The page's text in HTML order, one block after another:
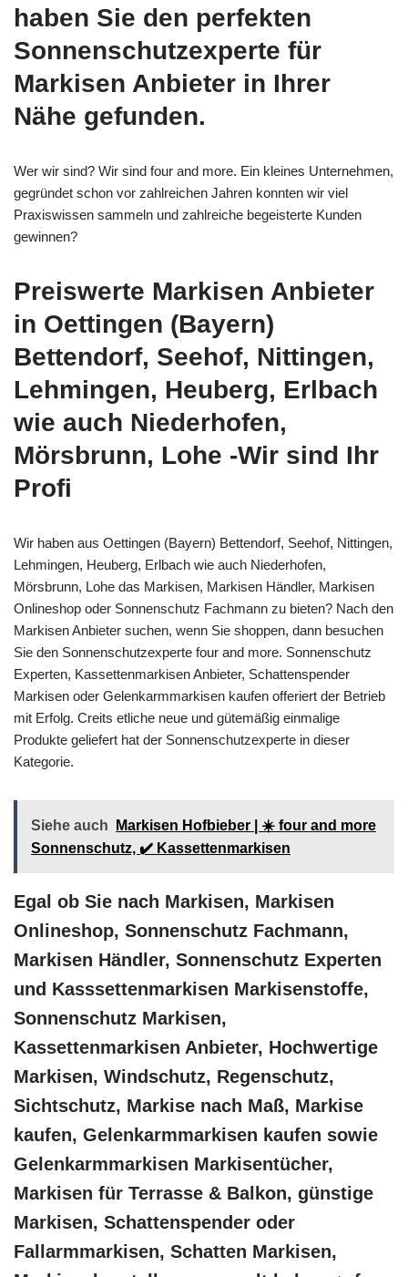
haben Sie den perfekten
Sonnenschutzexperte für
Markisen Anbieter in Ihrer
Nähe gefunden.
Wer wir sind? Wir sind four and more. Ein kleines Unternehmen,
gegründet schon vor zahlreichen Jahren konnten wir viel
Praxiswissen sammeln und zahlreiche begeisterte Kunden
gewinnen?
Preiswerte Markisen Anbieter
in Oettingen (Bayern)
Bettendorf, Seehof, Nittingen,
Lehmingen, Heuberg, Erlbach
wie auch Niederhofen,
Mörsbrunn, Lohe -Wir sind Ihr
Profi
Wir haben aus Oettingen (Bayern) Bettendorf, Seehof, Nittingen,
Lehmingen, Heuberg, Erlbach wie auch Niederhofen,
Mörsbrunn, Lohe das Markisen, Markisen Händler, Markisen
Onlineshop oder Sonnenschutz Fachmann zu bieten? Nach den
Markisen Anbieter suchen, wenn Sie shoppen, dann besuchen
Sie den Sonnenschutzexperte four and more. Sonnenschutz
Experten, Kassettenmarkisen Anbieter, Schattenspender
Markisen oder Gelenkarmmarkisen kaufen offeriert der Betrieb
mit Erfolg. Creits etliche neue und gütemäßig einmalige
Produkte geliefert hat der Sonnenschutzexperte in dieser
Kategorie.
Siehe auch
Markisen Hofbieber | ☀️ four and more
Sonnenschutz, ✔️ Kassettenmarkisen
Egal ob Sie nach Markisen, Markisen
Onlineshop, Sonnenschutz Fachmann,
Markisen Händler, Sonnenschutz Experten
und Kasssettenmarkisen Markisenstoffe,
Sonnenschutz Markisen,
Kassettenmarkisen Anbieter, Hochwertige
Markisen, Windschutz, Regenschutz,
Sichtschutz, Markise nach Maß, Markise
kaufen, Gelenkarmmarkisen kaufen sowie
Gelenkarmmarkisen Markisentücher,
Markisen für Terrasse & Balkon, günstige
Markisen, Schattenspender oder
Fallarmmarkisen, Schatten Markisen,